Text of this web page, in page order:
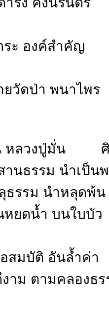
ระ องค์สำคัญ
ายวัดป่า พนา
หลวงปู่มั่น ศิษ
านธรรม นำเ
ธรรม นำหลุด
นหยดน้ำ บนใบ
สมบัติ อันล้ำค่
งาม ตามคลอ